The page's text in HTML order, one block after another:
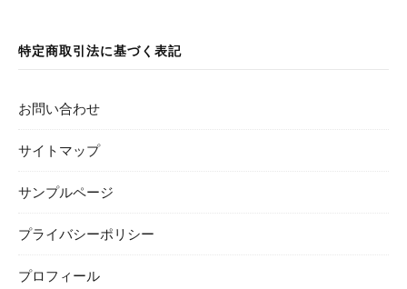
特定商取引法に基づく表記
お問い合わせ
サイトマップ
サンプルページ
プライバシーポリシー
プロフィール